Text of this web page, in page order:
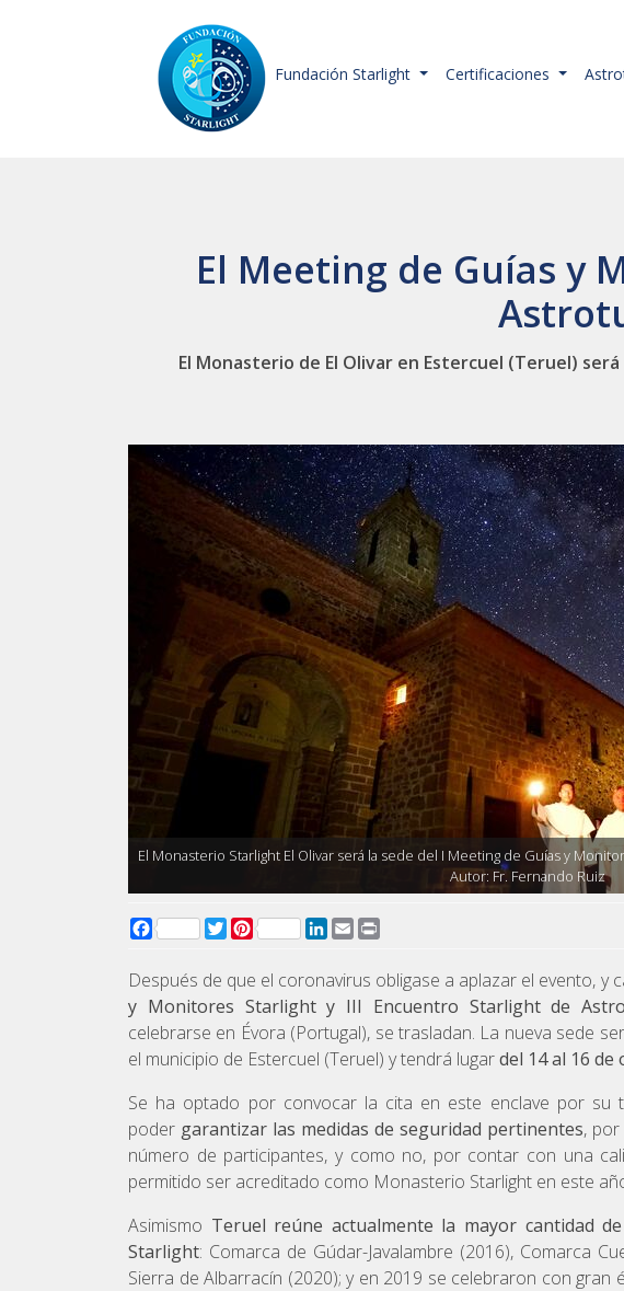
Fundación Starlight Certificaciones
El Meeting de Guías y
El Monasterio de El Olivar en Estercuel (Teruel)
El Monasterio Starlight El Olivar será la sede del I Meeting de Guías y
Autor: Fr. Fernando Ruiz
FacebookTwitterPinterest LinkedIn
Email
Después de que el coronavirus obligase a aplazar el evento, y
y Monitores Starlight y III Encuentro Starlight de
celebrarse en Évora (Portugal), se trasladan. La nueva sede
el municipio de Estercuel (Teruel) y tendrá lugardel 14 al 16 de
Se ha optado por convocar la cita en este enclave por su
poder garantizar las medidas de seguridad pertinentes,
número de participantes, y como no, por contar con una
permitido ser acreditado como Monasterio Starlight en este
Asimismo Teruel reúne actualmente la mayor cantidad
Starlight: Comarca de Gúdar-Javalambre (2016), Comarca
Sierra de Albarracín (2020); y en 2019 se celebraron con